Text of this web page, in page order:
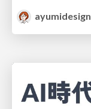
ayumidesign